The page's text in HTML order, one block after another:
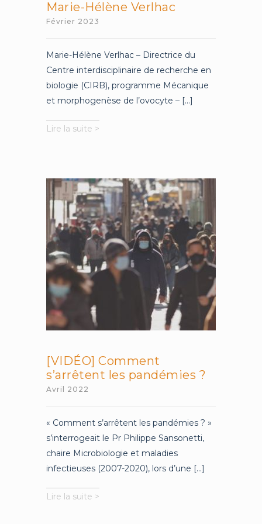
Marie-Hélène Verlhac
Février 2023
Marie-Hélène Verlhac – Directrice du
Centre interdisciplinaire de recherche en
biologie (CIRB), programme Mécanique
et morphogenèse de l’ovocyte – [...]
Lire la suite >
la
recherche
en
biologie
cellulaire
avec
Marie-
Hélène
Verlhac
[VIDÉO] Comment
s’arrêtent les pandémies ?
Avril 2022
« Comment s’arrêtent les pandémies ? »
s’interrogeait le Pr Philippe Sansonetti,
chaire Microbiologie et maladies
infectieuses (2007-2020), lors d’une [...]
Lire la suite >